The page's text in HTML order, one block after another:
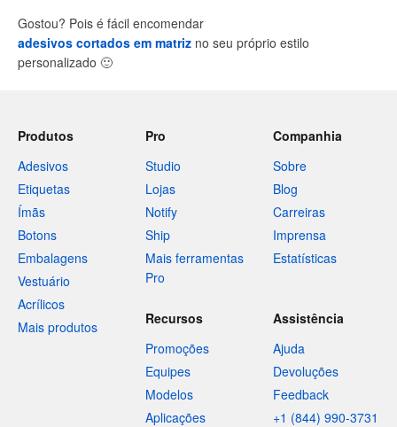
Gostou? Pois é fácil encomendar
adesivos cortados em matriz no seu próprio estilo
personalizado 🙂
Produtos
Adesivos
Etiquetas
Ímãs
Botons
Embalagens
Vestuário
Acrílicos
Mais produtos
Pro
Studio
Lojas
Notify
Ship
Mais ferramentas
Pro
Companhia
Sobre
Blog
Carreiras
Imprensa
Estatísticas
Recursos
Promoções
Equipes
Modelos
Aplicações
Assistência
Ajuda
Devoluções
Feedback
+1 (844) 990-3731